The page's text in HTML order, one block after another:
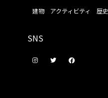
建物 アクティビティ 歴史
SNS